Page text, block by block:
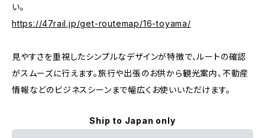
い。
https://47rail.jp/get-routemap/16-toyama/
見やすさを重視したシンプルなデザインが特徴で、ルートの確認
がスムーズに行えます。旅行や出張のお供から観光案内、不動産
情報などのビジネスシーンまで幅広くお使いいただけます。
Ship to Japan only